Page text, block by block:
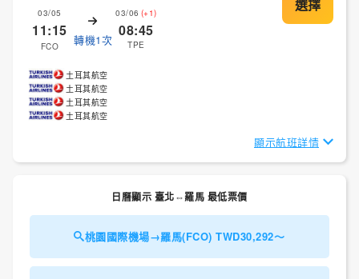
03/05
11:15
FCO 轉機1次
03/06 (+1)
08:45
TPE
土耳其航空
土耳其航空
土耳其航空
土耳其航空
顯示航班詳情
日曆顯示 臺北⇔羅馬 最低票價
桃園國際機場→羅馬(FCO) TWD30,292～